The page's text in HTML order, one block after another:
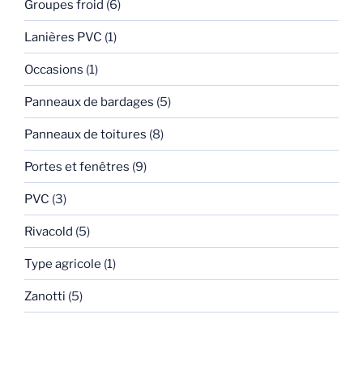
Groupes froid (6)
Lanières PVC (1)
Occasions (1)
Panneaux de bardages (5)
Panneaux de toitures (8)
Portes et fenêtres (9)
PVC (3)
Rivacold (5)
Type agricole (1)
Zanotti (5)